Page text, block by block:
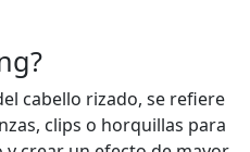
cabello rizado, se refiere
clips o horquillas para